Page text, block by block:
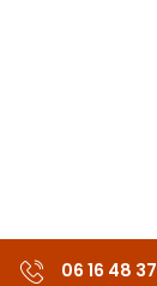
06 16 48 37